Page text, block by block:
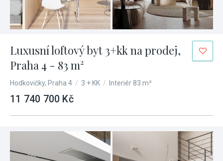
Luxusní loftový byt 3+kk na prodej,
Praha 4 - 83 m²
Hodkovičky, Praha 4 / 3 + KK / Interiér 83 m²
11 740 700 Kč